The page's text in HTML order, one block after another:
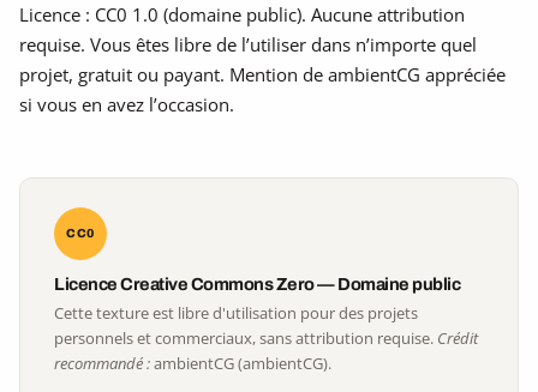
Licence : CC0 1.0 (domaine public). Aucune attribution
requise. Vous êtes libre de l’utiliser dans n’importe quel
projet, gratuit ou payant. Mention de ambientCG appréciée
si vous en avez l’occasion.
CC0
Licence Creative Commons Zero — Domaine public
Cette texture est libre d'utilisation pour des projets
personnels et commerciaux, sans attribution requise. Crédit
recommandé :ambientCG (ambientCG).